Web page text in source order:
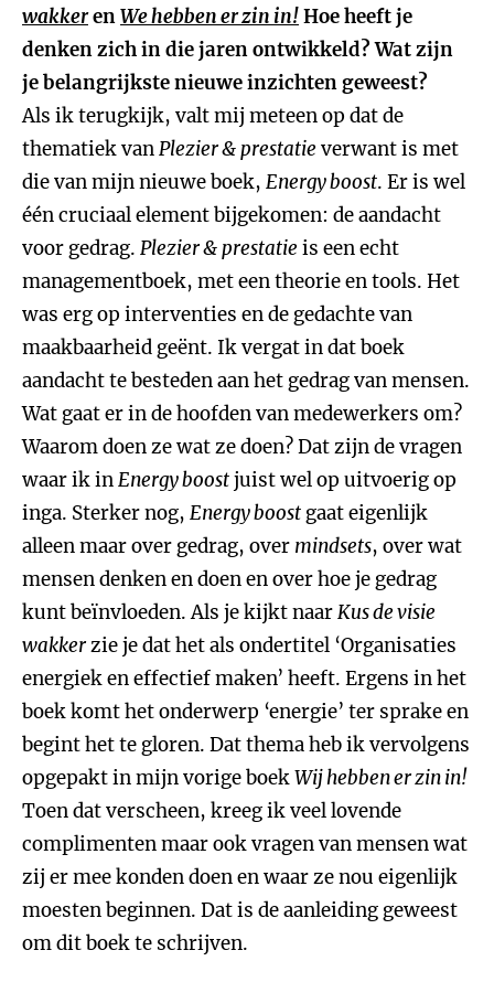
wakkerenWe hebben er zin in!Hoe heeft je
denken zich in die jaren ontwikkeld? Wat zijn
je belangrijkste nieuwe inzichten geweest?
Als ik terugkijk, valt mij meteen op dat de
thematiek vanPlezier & prestatie verwant is met
die van mijn nieuwe boek, Energy boost. Er is wel
één cruciaal element bijgekomen: de aandacht
voor gedrag. Plezier & prestatie is een echt
managementboek, met een theorie en tools. Het
was erg op interventies en de gedachte van
maakbaarheid geënt. Ik vergat in dat boek
aandacht te besteden aan het gedrag van mensen.
Wat gaat er in de hoofden van medewerkers om?
Waarom doen ze wat ze doen? Dat zijn de vragen
waar ik inEnergy boostjuist wel op uitvoerig op
inga. Sterker nog, Energy boost gaat eigenlijk
alleen maar over gedrag, over mindsets, over wat
mensen denken en doen en over hoe je gedrag
kunt beïnvloeden. Als je kijkt naarKus de visie
wakkerzie je dat het als ondertitel ‘Organisaties
energiek en effectief maken’ heeft. Ergens in het
boek komt het onderwerp ‘energie’ ter sprake en
begint het te gloren. Dat thema heb ik vervolgens
opgepakt in mijn vorige boekWij hebben er zin in!
Toen dat verscheen, kreeg ik veel lovende
complimenten maar ook vragen van mensen wat
zij er mee konden doen en waar ze nou eigenlijk
moesten beginnen. Dat is de aanleiding geweest
om dit boek te schrijven.